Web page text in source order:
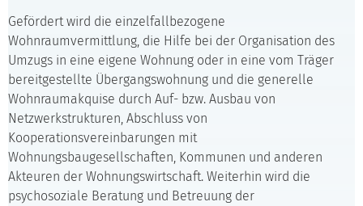
Gefördert wird die einzelfallbezogene
Wohnraumvermittlung, die Hilfe bei der Organisation des
Umzugs in eine eigene Wohnung oder in eine vom Träger
bereitgestellte Übergangswohnung und die generelle
Wohnraumakquise durch Auf- bzw. Ausbau von
Netzwerkstrukturen, Abschluss von
Kooperationsvereinbarungen mit
Wohnungsbaugesellschaften, Kommunen und anderen
Akteuren der Wohnungswirtschaft. Weiterhin wird die
psychosoziale Beratung und Betreuung der